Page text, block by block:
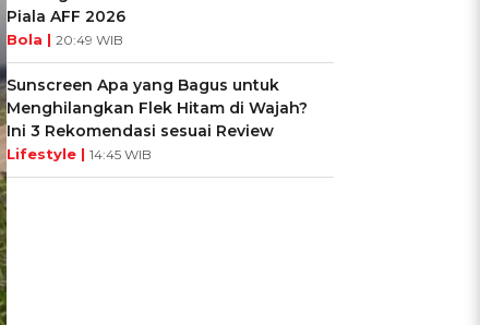
Piala AFF 2026
Bola | 20:49 WIB
Sunscreen Apa yang Bagus untuk
Menghilangkan Flek Hitam di Wajah?
Ini 3 Rekomendasi sesuai Review
Lifestyle | 14:45 WIB